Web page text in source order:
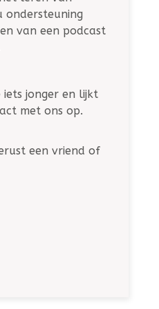
ondersteuning
van een podcast
iets jonger en lijkt
met ons op.
een vriend of